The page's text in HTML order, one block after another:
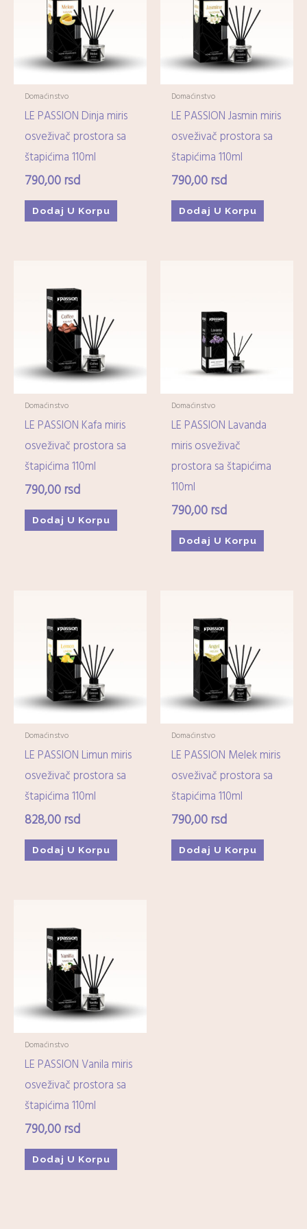
Imunitet(15)
Minerali(0)
Ostali dijetetski suplementi
(17)
Kozmetika
Higijena
Mame-i-bebe
Domaćinstvo
Zdrava hrana i čajevi
Domaćinstvo
LE PASSION Dinja miris
osveživač prostora sa
štapićima 110ml
790,00 rsd
Dodaj U Korpu
Domaćinstvo
LE PASSION Jasmin miris
osveživač prostora sa
štapićima 110ml
790,00 rsd
Dodaj U Korpu
Domaćinstvo
LE PASSION Kafa miris
osveživač prostora sa
štapićima 110ml
790,00 rsd
Dodaj U Korpu
Domaćinstvo
LE PASSION Lavanda
miris osveživač
prostora sa štapićima
110ml
790,00 rsd
Dodaj U Korpu
Domaćinstvo
LE PASSION Limun miris
osveživač prostora sa
štapićima 110ml
828,00 rsd
Dodaj U Korpu
Domaćinstvo
LE PASSION Melek miris
osveživač prostora sa
štapićima 110ml
790,00 rsd
Dodaj U Korpu
Domaćinstvo
LE PASSION Vanila miris
osveživač prostora sa
štapićima 110ml
790,00 rsd
Dodaj U Korpu